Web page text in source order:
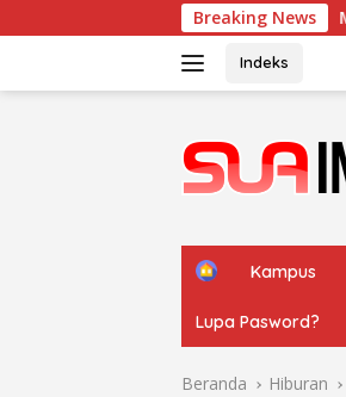
ke
Breaking News
Menyemai
Indeks
H
e
Kampus
Lupa Pasword?
Beranda Hiburan